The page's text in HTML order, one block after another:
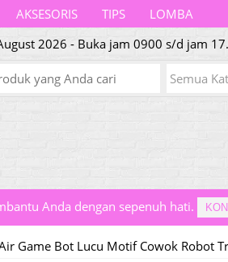
AKSESORIS TIPS LOMBA
2026 - Buka jam 0900 s/d jam
Anda dengan sepenuh hati.
Game Bot Lucu Motif Cowok Robot